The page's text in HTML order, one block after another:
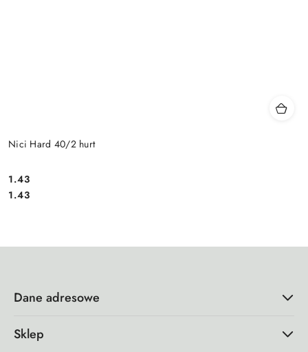
Nici Hard 40/2 hurt
Cena:
1.43
Cena:
1.43
Dane adresowe
Sklep